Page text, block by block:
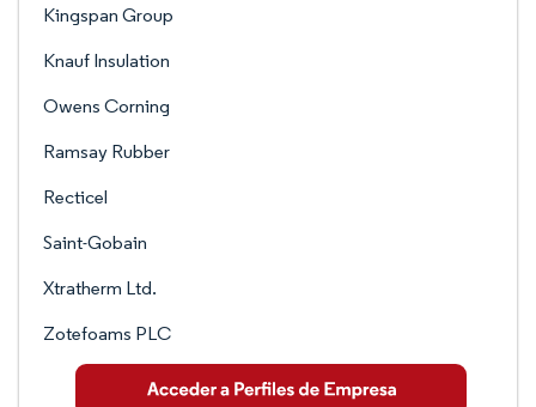
Kingspan Group
Knauf Insulation
Owens Corning
Ramsay Rubber
Recticel
Saint-Gobain
Xtratherm Ltd.
Zotefoams PLC